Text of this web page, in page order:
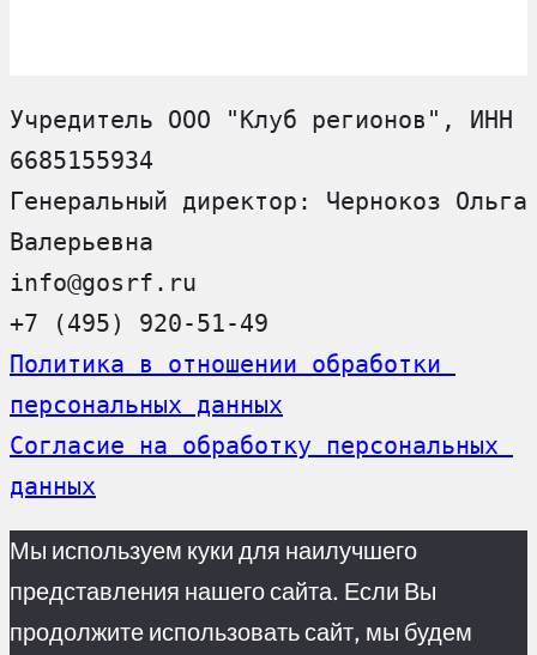
Учредитель ООО "Клуб регионов", ИНН
6685155934
Генеральный директор: Чернокоз Ольга
Валерьевна
info@gosrf.ru
+7 (495) 920-51-49
Политика в отношении обработки
персональных данных
Согласие на обработку персональных
данных
Мы используем куки для наилучшего
представления нашего сайта. Если Вы
продолжите использовать сайт, мы будем